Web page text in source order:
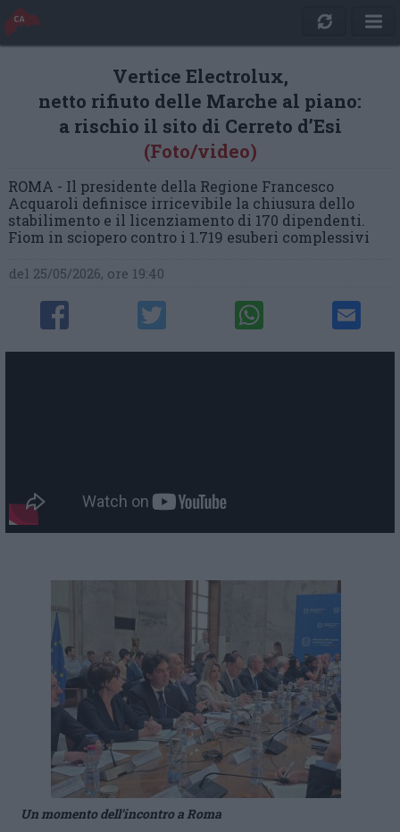
Vertice Electrolux,
netto rifiuto delle Marche al piano:
a rischio il sito di Cerreto d’Esi
(Foto/video)
ROMA - Il presidente della Regione Francesco
Acquaroli definisce irricevibile la chiusura dello
stabilimento e il licenziamento di 170 dipendenti.
Fiom in sciopero contro i 1.719 esuberi complessivi
del 25/05/2026, ore 19:40
Un momento dell’incontro a Roma